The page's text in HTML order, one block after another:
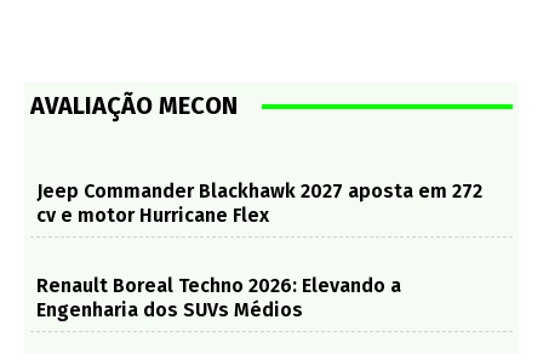
AVALIAÇÃO MECON
Jeep Commander Blackhawk 2027 aposta em 272
cv e motor Hurricane Flex
Renault Boreal Techno 2026: Elevando a
Engenharia dos SUVs Médios